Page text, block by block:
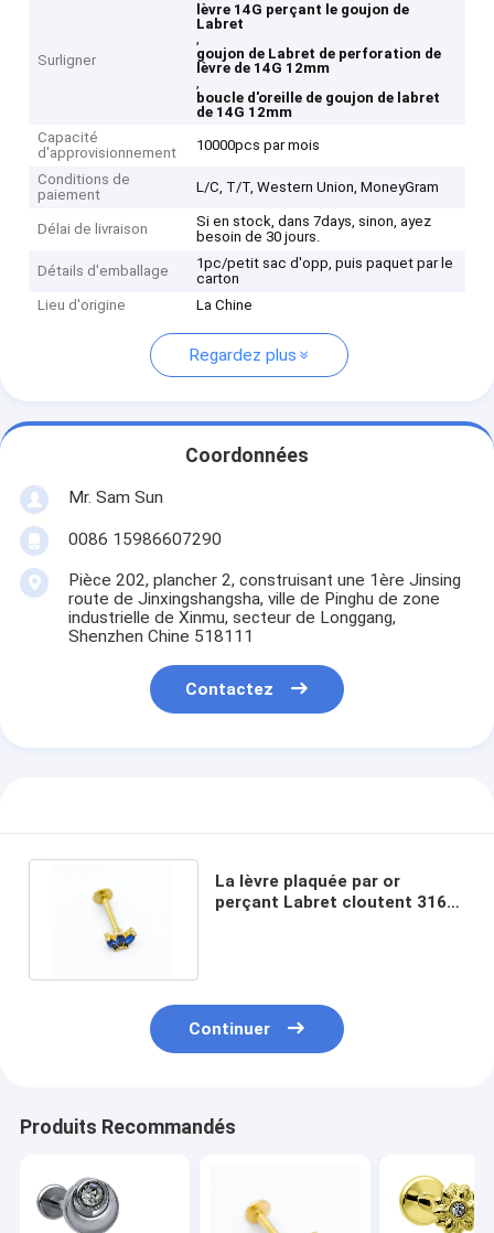
Surligner
lèvre 14G perçant le goujon de
Labret
,
goujon de Labret de perforation de
lèvre de 14G 12mm
,
boucle d'oreille de goujon de labret
de 14G 12mm
Capacité
d'approvisionnement
10000pcs par mois
Conditions de
paiement
L/C, T/T, Western Union, MoneyGram
Délai de livraison
Si en stock, dans 7days, sinon, ayez
besoin de 30 jours.
Détails d'emballage
1pc/petit sac d'opp, puis paquet par le
carton
Lieu d'origine
La Chine
Regardez plus
Coordonnées
Mr. Sam Sun
0086 15986607290
Pièce 202, plancher 2, construisant une 1ère Jinsing
route de Jinxingshangsha, ville de Pinghu de zone
industrielle de Xinmu, secteur de Longgang,
Shenzhen Chine 518111
Contactez
La lèvre plaquée par or
perçant Labret cloutent 316
Continuer
Produits Recommandés